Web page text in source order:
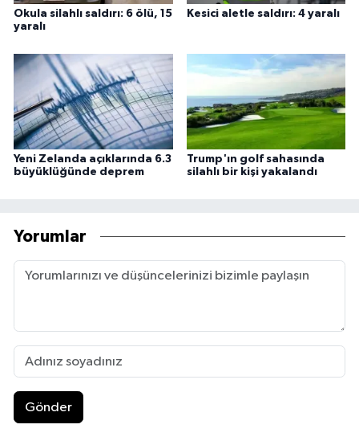
Okula silahlı saldırı: 6 ölü, 15
yaralı
Kesici aletle saldırı: 4 yaralı
Yeni Zelanda açıklarında 6.3
büyüklüğünde deprem
Trump'ın golf sahasında
silahlı bir kişi yakalandı
Yorumlar
Gönder